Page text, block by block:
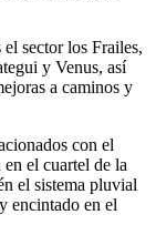
el sector los Frailes,
y Venus, así
a caminos y
con el
el cuartel de la
el sistema pluvial
encintado en el